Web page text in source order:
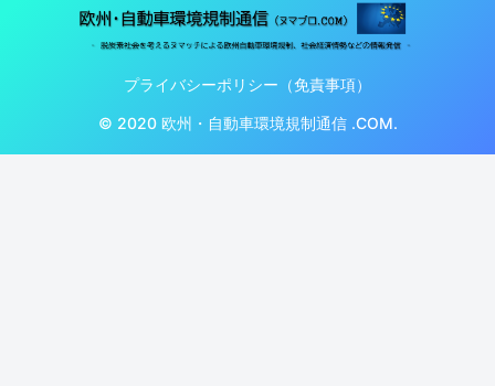
プライバシーポリシー（免責事項）
© 2020 欧州・自動車環境規制通信 .COM.